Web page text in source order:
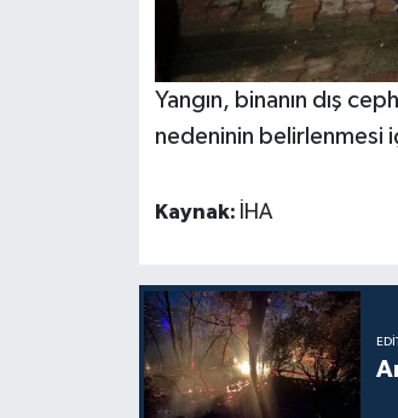
Yangın, binanın dış
nedeninin belirlenmesi
Kaynak: İHA